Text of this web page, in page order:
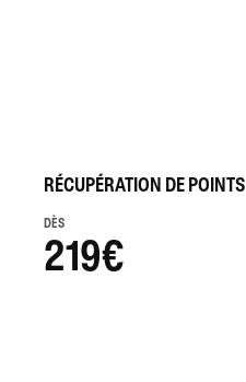
RÉCUPÉRATION DE POINTS
DÈS
219€